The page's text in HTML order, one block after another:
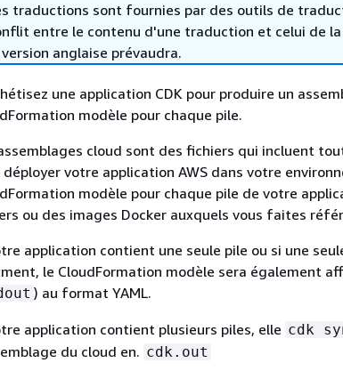
traductions sont fournies par des outils de
entre le contenu d'une traduction et celui de
anglaise prévaudra.
une application CDK pour produire un
modèle pour chaque pile.
cloud sont des fichiers qui incluent
déployer votre application AWS dans votre
modèle pour chaque pile de votre
ou des images Docker auxquels vous faites
application contient une seule pile ou si une
le CloudFormation modèle sera également
) au format YAML.
application contient plusieurs piles, elle cdk
du cloud en. cdk.out